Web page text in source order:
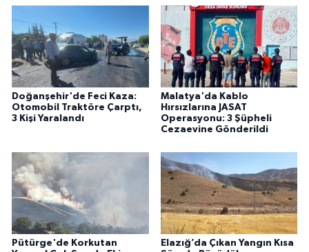
Doğanşehir'de Feci Kaza:
Otomobil Traktöre Çarptı,
3 Kişi Yaralandı
Malatya'da Kablo
Hırsızlarına JASAT
Operasyonu: 3 Şüpheli
Cezaevine Gönderildi
Pütürge'de Korkutan
Elazığ’da Çıkan Yangın Kısa